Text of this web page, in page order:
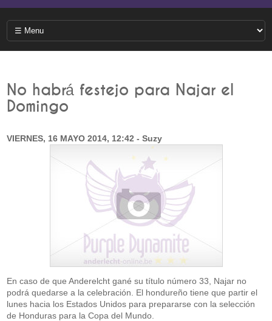
No habrá festejo para Najar el
Domingo
VIERNES, 16 MAYO 2014, 12:42 - Suzy
En caso de que Anderelcht gané su título número 33, Najar no
podrá quedarse a la celebración. El hondureño tiene que partir el
lunes hacia los Estados Unidos para prepararse con la selección
de Honduras para la Copa del Mundo.